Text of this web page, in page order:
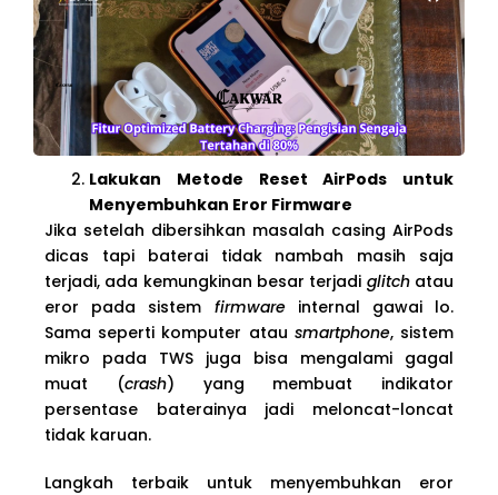
Lakukan Metode Reset AirPods untuk
Menyembuhkan Eror Firmware
Jika setelah dibersihkan masalah casing AirPods
dicas tapi baterai tidak nambah masih saja
terjadi, ada kemungkinan besar terjadi glitchatau
eror pada sistem firmwareinternal gawai lo.
Sama seperti komputer atau smartphone, sistem
mikro pada TWS juga bisa mengalami gagal
muat (crash) yang membuat indikator
persentase baterainya jadi meloncat-loncat
tidak karuan.
Langkah terbaik untuk menyembuhkan eror